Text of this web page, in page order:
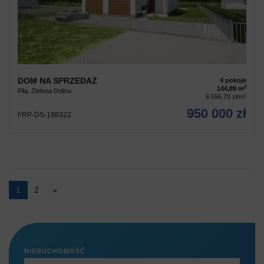
DOM NA SPRZEDAŻ
Piła, Zielona Dolina
4 pokoje
144,89 m2
6 556,70 zł/m2
FRP-DS-198322 950 000 zł
1 2 »
NIERUCHOMOŚĆ